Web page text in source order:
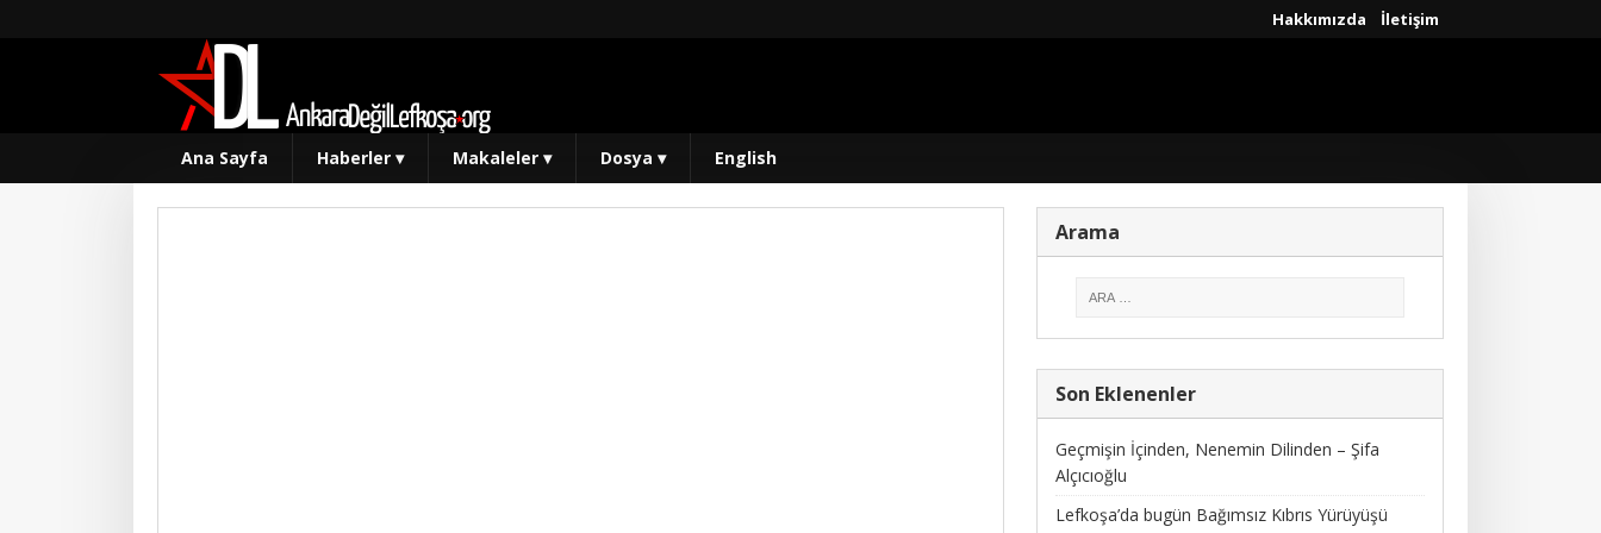
Hakkımızda İletişim
Ana Sayfa Haberler ▾ Makaleler ▾ Dosya ▾ English
Arama
Son Eklenenler
Geçmişin İçinden, Nenemin Dilinden – Şifa
Alçıcıoğlu
Lefkoşa’da bugün Bağımsız Kıbrıs Yürüyüşü